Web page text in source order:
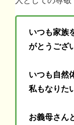
いつも家族
がとうござ
いつも自然
私もなりた
お義母さん